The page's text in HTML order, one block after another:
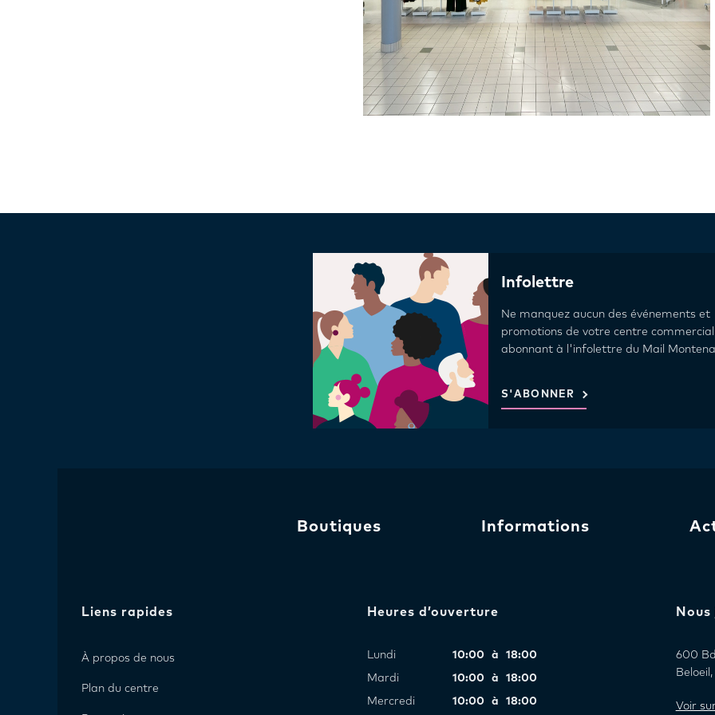
Infolettre
Ne manquez aucun des événements et
promotions de votre centre commercial
abonnant à l'infolettre du Mail
S'ABONNER
Boutiques Informations
Liens rapides
À propos de nous
Plan du centre
Heures d’ouverture
Lundi 10:00 à 18:00
Mardi 10:00 à 18:00
Mercredi 10:00 à 18:00
600
Voir